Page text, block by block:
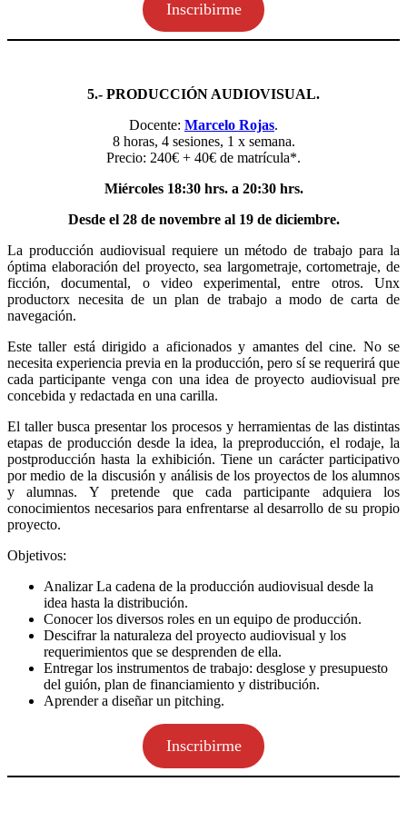
Inscribirme
5.- PRODUCCIÓN AUDIOVISUAL.
Docente: Marcelo Rojas.
8 horas, 4 sesiones, 1 x semana.
Precio: 240€ + 40€ de matrícula*.
Miércoles 18:30 hrs. a 20:30 hrs.
Desde el 28 de novembre al 19 de diciembre.
La producción audiovisual requiere un método de trabajo para la
óptima elaboración del proyecto, sea largometraje, cortometraje, de
ficción, documental, o video experimental, entre otros. Unx
productorx necesita de un plan de trabajo a modo de carta de
navegación.
Este taller está dirigido a aficionados y amantes del cine. No se
necesita experiencia previa en la producción, pero sí se requerirá que
cada participante venga con una idea de proyecto audiovisual pre
concebida y redactada en una carilla.
El taller busca presentar los procesos y herramientas de las distintas
etapas de producción desde la idea, la preproducción, el rodaje, la
postproducción hasta la exhibición. Tiene un carácter participativo
por medio de la discusión y análisis de los proyectos de los alumnos
y alumnas. Y pretende que cada participante adquiera los
conocimientos necesarios para enfrentarse al desarrollo de su propio
proyecto.
Objetivos:
Analizar La cadena de la producción audiovisual desde la
idea hasta la distribución.
Conocer los diversos roles en un equipo de producción.
Descifrar la naturaleza del proyecto audiovisual y los
requerimientos que se desprenden de ella.
Entregar los instrumentos de trabajo: desglose y presupuesto
del guión, plan de financiamiento y distribución.
Aprender a diseñar un pitching.
Inscribirme